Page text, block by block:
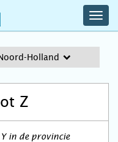
Holland
Z
in de provincie